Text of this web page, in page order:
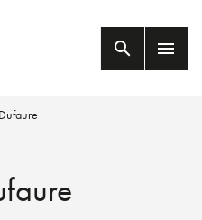
search menu